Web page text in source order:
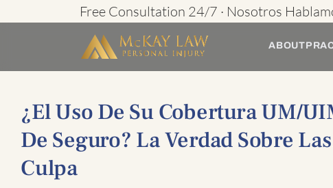
Free Consultation 24/7 · Nosotros
ABOUT
¿El Uso De Su Cobertura UM/
De Seguro? La Verdad Sobre
Culpa